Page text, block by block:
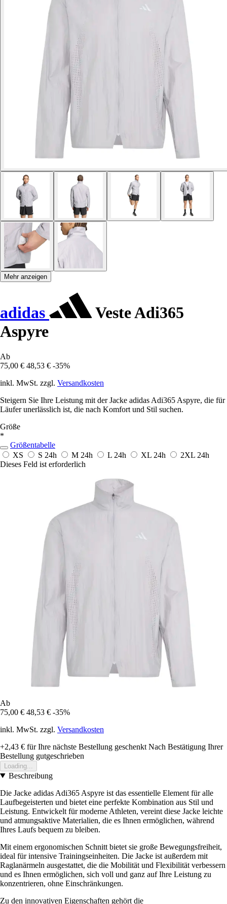
Mehr anzeigen
adidas
Veste Adi365
Aspyre
Ab
75,00 € 48,53 € -35%
inkl. MwSt. zzgl. Versandkosten
Steigern Sie Ihre Leistung mit der Jacke adidas Adi365 Aspyre, die für
Läufer unerlässlich ist, die nach Komfort und Stil suchen.
Größe
*
Größentabelle
XS
S 24h M 24h L 24h XL 24h 2XL 24h
Dieses Feld ist erforderlich
Ab
75,00 € 48,53 € -35%
inkl. MwSt. zzgl. Versandkosten
+2,43 € für Ihre nächste Bestellung geschenkt Nach Bestätigung Ihrer
Bestellung gutgeschrieben
Loading...
Beschreibung
Die Jacke adidas Adi365 Aspyre ist das essentielle Element für alle
Laufbegeisterten und bietet eine perfekte Kombination aus Stil und
Leistung. Entwickelt für moderne Athleten, vereint diese Jacke leichte
und atmungsaktive Materialien, die es Ihnen ermöglichen, während
Ihres Laufs bequem zu bleiben.
Mit einem ergonomischen Schnitt bietet sie große Bewegungsfreiheit,
ideal für intensive Trainingseinheiten. Die Jacke ist außerdem mit
Raglanärmeln ausgestattet, die die Mobilität und Flexibilität verbessern
und es Ihnen ermöglichen, sich voll und ganz auf Ihre Leistung zu
konzentrieren, ohne Einschränkungen.
Zu den innovativen Eigenschaften gehört die